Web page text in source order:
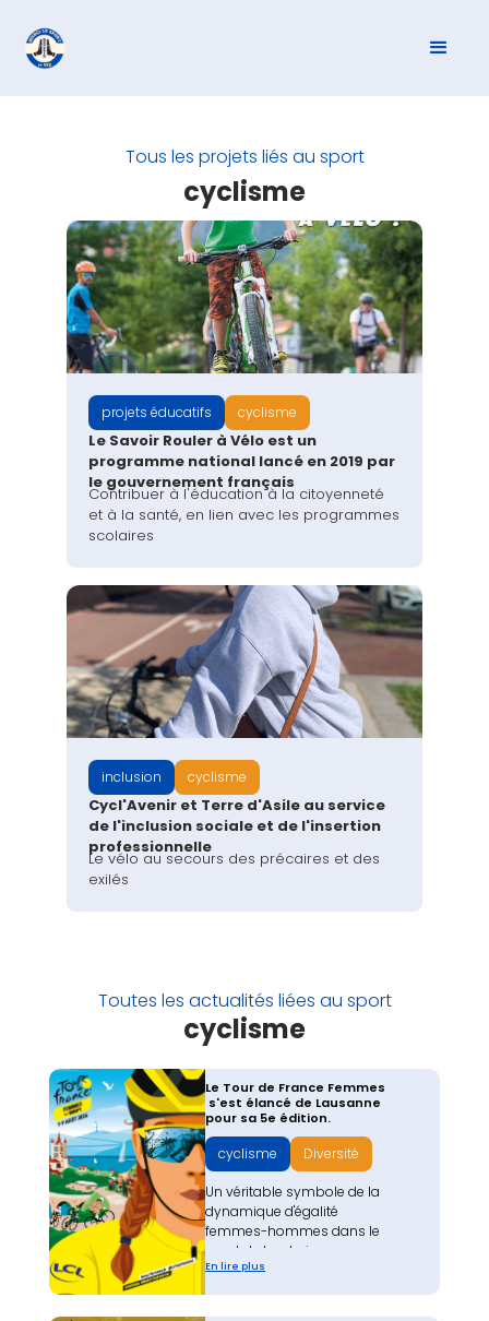
Tous les projets liés au sport
cyclisme
projets éducatifs cyclisme
Le Savoir Rouler à Vélo est un
programme national lancé en 2019 par
le gouvernement français
Contribuer à l'éducation à la citoyenneté
et à la santé, en lien avec les programmes
scolaires
inclusion cyclisme
Cycl'Avenir et Terre d'Asile au service
de l'inclusion sociale et de l'insertion
professionnelle
Le vélo au secours des précaires et des
exilés
Toutes les actualités liées au sport
cyclisme
Le Tour de France Femmes
s'est élancé de Lausanne
pour sa 5e édition.
cyclisme Diversité
Un véritable symbole de la
dynamique d'égalité
femmes-hommes dans le
sport de haut niveau.
En lire plus